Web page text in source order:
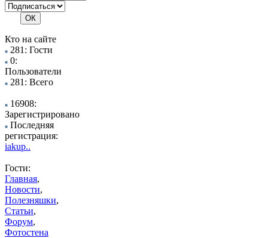
Кто на сайте
281: Гости
0:
Пользователи
281: Всего
16908:
Зарегистрировано
Последняя
регистрация:
iakup..
Гости:
Главная,
Новости,
Полезняшки,
Статьи,
Форум,
Фотостена